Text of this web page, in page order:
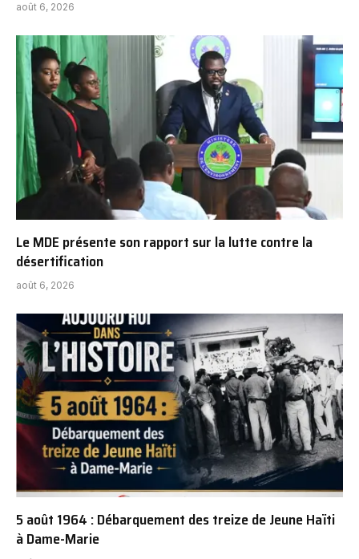
août 6, 2026
Le MDE présente son rapport sur la lutte contre la
désertification
août 6, 2026
5 août 1964 : Débarquement des treize de Jeune Haïti
à Dame-Marie